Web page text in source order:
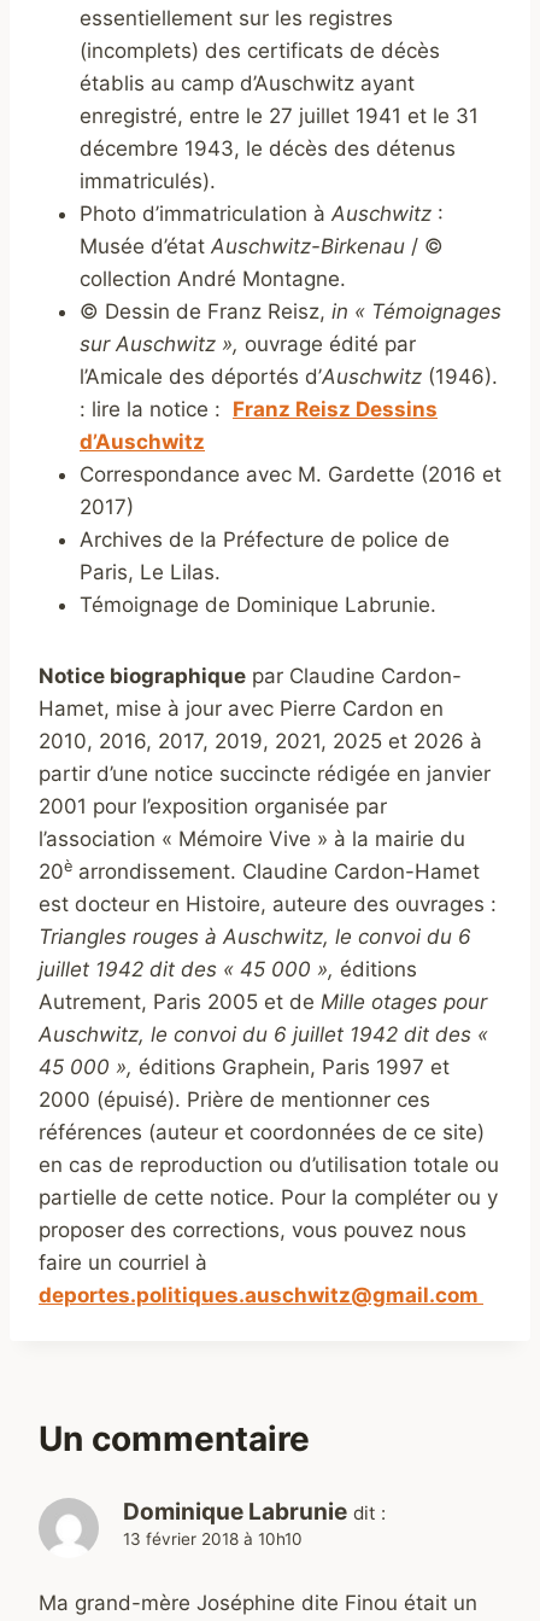
essentiellement sur les registres
(incomplets) des certificats de décès
établis au camp d’Auschwitz ayant
enregistré, entre le 27 juillet 1941 et le 31
décembre 1943, le décès des détenus
immatriculés).
Photo d’immatriculation à Auschwitz :
Musée d’état Auschwitz-Birkenau / ©
collection André Montagne.
© Dessin de Franz Reisz, in « Témoignages
sur Auschwitz », ouvrage édité par
l’Amicale des déportés d’Auschwitz (1946).
: lire la notice : Franz Reisz Dessins
d’Auschwitz
Correspondance avec M. Gardette (2016 et
2017)
Archives de la Préfecture de police de
Paris, Le Lilas.
Témoignage de Dominique Labrunie.
Notice biographique par Claudine Cardon-
Hamet, mise à jour avec Pierre Cardon en
2010, 2016, 2017, 2019, 2021, 2025 et 2026 à
partir d’une notice succincte rédigée en janvier
2001 pour l’exposition organisée par
l’association « Mémoire Vive » à la mairie du
20è arrondissement. Claudine Cardon-Hamet
est docteur en Histoire, auteure des ouvrages :
Triangles rouges à Auschwitz, le convoi du 6
juillet 1942 dit des « 45 000 », éditions
Autrement, Paris 2005 et de Mille otages pour
Auschwitz, le convoi du 6 juillet 1942 dit des «
45 000 », éditions Graphein, Paris 1997 et
2000 (épuisé). Prière de mentionner ces
références (auteur et coordonnées de ce site)
en cas de reproduction ou d’utilisation totale ou
partielle de cette notice. Pour la compléter ou y
proposer des corrections, vous pouvez nous
faire un courriel à
deportes.politiques.auschwitz@gmail.com
Un commentaire
Dominique Labrunie dit :
13 février 2018 à 10h10
Ma grand-mère Joséphine dite Finou était un